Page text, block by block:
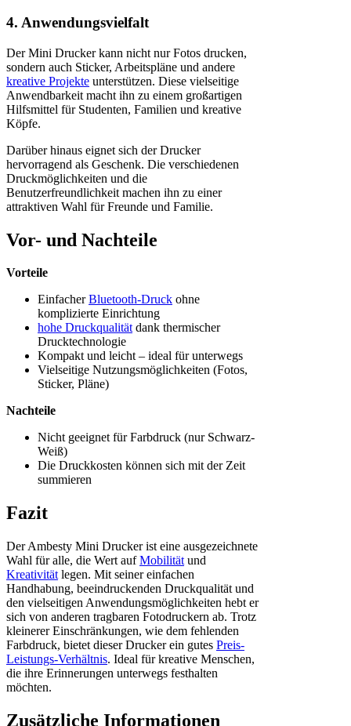
4. Anwendungsvielfalt
Der Mini Drucker kann nicht nur Fotos drucken,
sondern auch Sticker, Arbeitspläne und andere
kreative Projekte unterstützen. Diese vielseitige
Anwendbarkeit macht ihn zu einem großartigen
Hilfsmittel für Studenten, Familien und kreative
Köpfe.
Darüber hinaus eignet sich der Drucker
hervorragend als Geschenk. Die verschiedenen
Druckmöglichkeiten und die
Benutzerfreundlichkeit machen ihn zu einer
attraktiven Wahl für Freunde und Familie.
Vor- und Nachteile
Vorteile
EinfacherBluetooth-Druck ohne
komplizierte Einrichtung
hohe Druckqualitätdank thermischer
Drucktechnologie
Kompakt und leicht – ideal für unterwegs
Vielseitige Nutzungsmöglichkeiten (Fotos,
Sticker, Pläne)
Nachteile
Nicht geeignet für Farbdruck (nur Schwarz-
Weiß)
Die Druckkosten können sich mit der Zeit
summieren
Fazit
Der Ambesty Mini Drucker ist eine ausgezeichnete
Wahl für alle, die Wert aufMobilität und
Kreativität legen. Mit seiner einfachen
Handhabung, beeindruckenden Druckqualität und
den vielseitigen Anwendungsmöglichkeiten hebt er
sich von anderen tragbaren Fotodruckern ab. Trotz
kleinerer Einschränkungen, wie dem fehlenden
Farbdruck, bietet dieser Drucker ein gutes Preis-
Leistungs-Verhältnis. Ideal für kreative Menschen,
die ihre Erinnerungen unterwegs festhalten
möchten.
Zusätzliche Informationen